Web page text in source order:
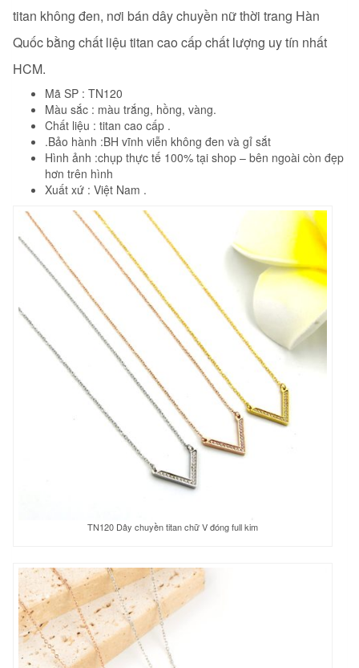
titan không đen, nơi bán dây chuyền nữ thời trang Hàn
Quốc bằng chất liệu titan cao cấp chất lượng uy tín nhất
HCM.
Mã SP : TN120
Màu sắc : màu trắng, hồng, vàng.
Chất liệu : titan cao cấp .
.Bảo hành :BH vĩnh viễn không đen và gỉ sắt
Hình ảnh :chụp thực tế 100% tại shop – bên ngoài còn đẹp
hơn trên hình
Xuất xứ : Việt Nam .
TN120 Dây chuyền titan chữ V đóng full kim